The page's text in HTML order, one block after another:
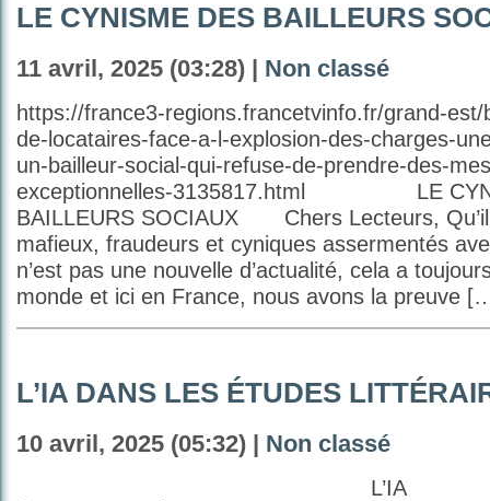
LE CYNISME DES BAILLEURS
11 avril, 2025 (03:28) | Non classé
https://france3-regions.francetvinfo.fr/grand-
de-locataires-face-a-l-explosion-des-charges-
un-bailleur-social-qui-refuse-de-prendre-des-
exceptionnelles-3135817.html LE
BAILLEURS SOCIAUX Chers Lecteurs,
mafieux, fraudeurs et cyniques assermentés
n’est pas une nouvelle d’actualité, cela a
monde et ici en France, nous avons la preuve
L’IA DANS LES ÉTUDES
10 avril, 2025 (05:32) | Non classé
L’IA DANS